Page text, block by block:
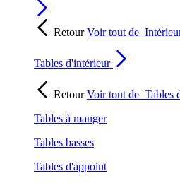
RetourVoir tout de
Tables d'intérieur
RetourVoir tout de Tables
Tables à manger
Tables basses
Tables d'appoint